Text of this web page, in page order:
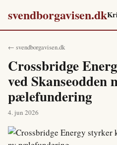
svendborgavisen.dk
← svendborgavisen.dk
Crossbridge
ved Skanseodden
pælefundering
4. jun 2026